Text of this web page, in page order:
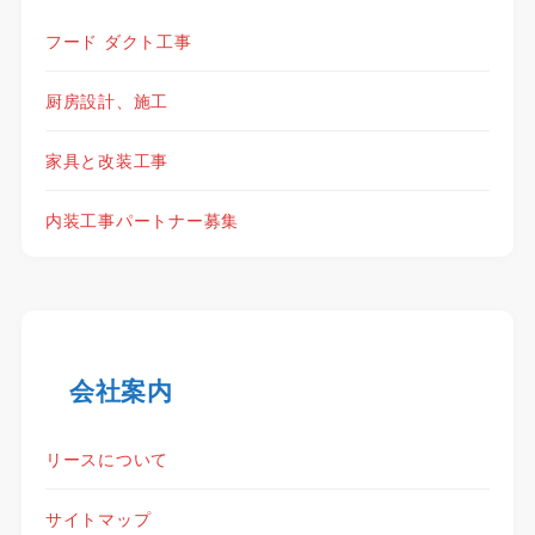
フード ダクト工事
厨房設計、施工
家具と改装工事
内装工事パートナー募集
会社案内
リースについて
サイトマップ